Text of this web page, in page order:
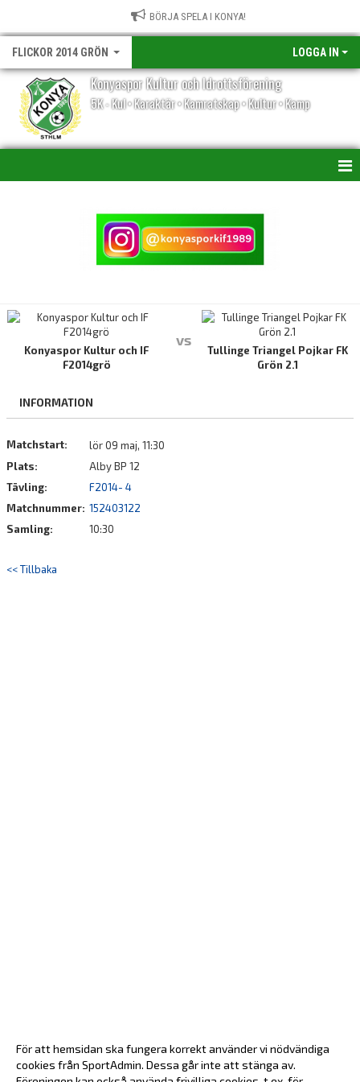
BÖRJA SPELA I KONYA!
FLICKOR 2014 GRÖN LOGGA IN
Konyaspor Kultur och Idrottsförening
5K - Kul • Karaktär • Kamratskap • Kultur • Kamp
BILDGALLERI
DOKUMENT
KONTAKT
Konyaspor Kultur och IF
F2014grö
vs
Tullinge Triangel Pojkar FK
Grön 2.1
INFORMATION
Matchstart:
lör 09 maj, 11:30
Plats:
Alby BP 12
Tävling:
F2014- 4
Matchnummer: 152403122
Samling:
10:30
<< Tillbaka
För att hemsidan ska fungera korrekt använder vi nödvändiga
cookies från SportAdmin. Dessa går inte att stänga av.